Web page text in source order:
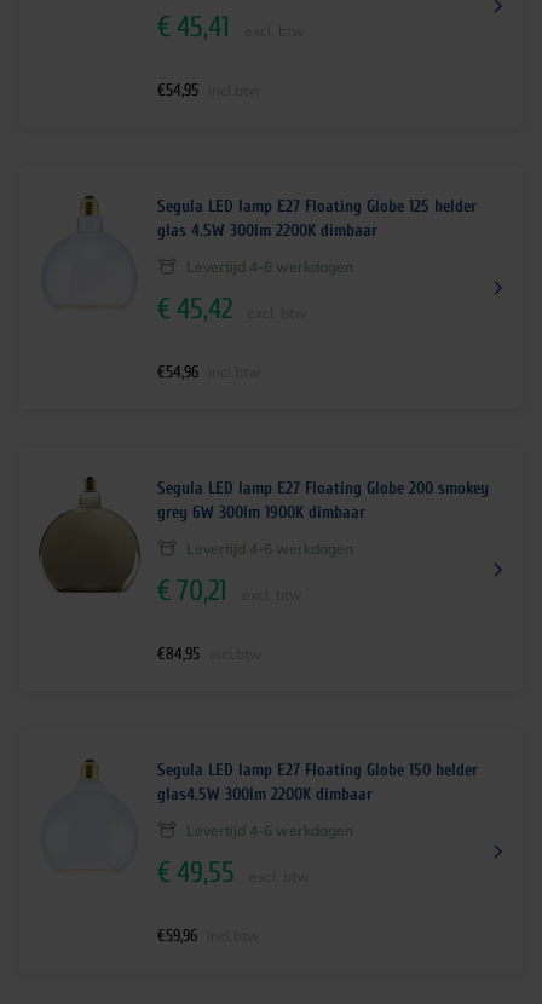
€ 45,41
€54,95
Segula LED lamp E27 Floating Globe 125 helder
glas 4.5W 300lm 2200K dimbaar
Levertijd 4-6 werkdagen
€ 45,42
€54,96
Segula LED lamp E27 Floating Globe 200 smokey
grey 6W 300lm 1900K dimbaar
Levertijd 4-6 werkdagen
€70,21
€84,95
Segula LED lamp E27 Floating Globe 150 helder
glas4.5W 300lm 2200K dimbaar
Levertijd 4-6 werkdagen
€ 49,55
€59,96